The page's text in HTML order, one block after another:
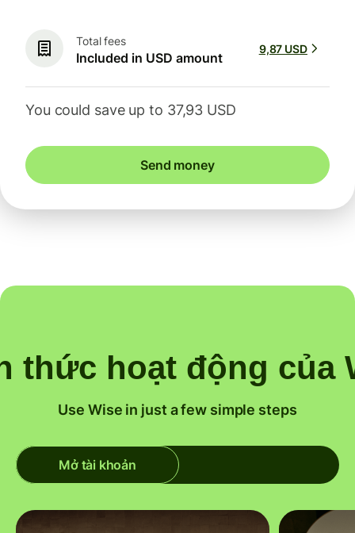
Total fees
Included in USD amount
9,87 USD
You could save up to 37,93 USD
Send money
thức hoạt động của
Use Wise in just a few simple steps
Mở tài khoản